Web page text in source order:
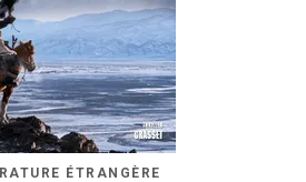
ÉTRANGÈRE